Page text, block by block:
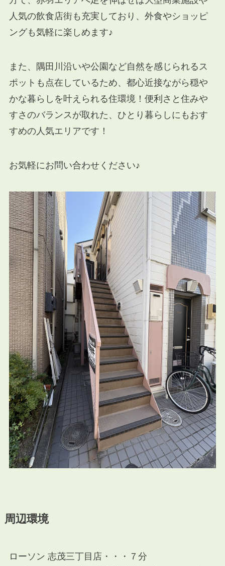
人気の飲食店街も充実しており、外食やショッピ
ングも気軽に楽しめます♪
また、隅田川沿いや公園など自然を感じられるス
ポットも点在しているため、都心近接ながら穏や
かな暮らしを叶えられる住環境！便利さと住みや
すさのバランスが取れた、ひとり暮らしにもおす
すめの人気エリアです！
お気軽にお問い合わせください♪
周辺環境
ローソン 志茂三丁目店・・・７分